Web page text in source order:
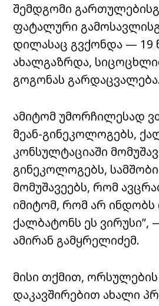
შემდგომი
ფატალური
დილასაც გვქონდა — 19
ახალგაზრდა,
გოგონას
ამიტომ უმორჩილესად
მეან-გინეკოლოგებს,
კონსულტაციაში
გინეკოლოგებს,
მომუშავეებს, რომ
იმიტომ, რომ არ
ქალბატონს ეს ვირუსი”,
ამირან გამყრელიძემ.
მისი თქმით,
დაკავშირებით ახალი